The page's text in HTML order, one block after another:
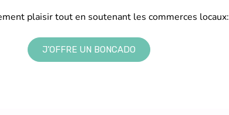
plaisir tout en soutenant les commerces locaux:
J’OFFRE UN BONCADO